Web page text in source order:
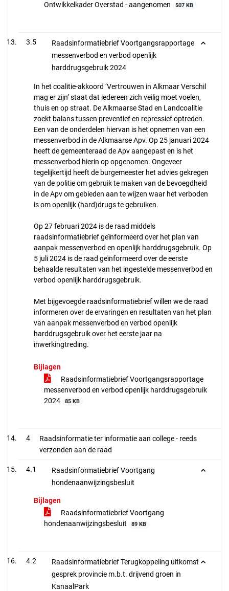
Ontwikkelkader Overstad - aangenomen
507 KB
3.5
Raadsinformatiebrief Voortgangsrapportage
messenverbod en verbod openlijk
harddrugsgebruik 2024
In het coalitie-akkoord ‘Vertrouwen in Alkmaar Verschil
mag er zijn’ staat dat iedereen zich veilig moet voelen,
thuis en op straat. De Alkmaarse Stad en Landcoalitie
zoekt balans tussen preventief en repressief optreden.
Een van de onderdelen hiervan is het opnemen van een
messenverbod in de Alkmaarse Apv. Op 25 januari 2024
heeft de gemeenteraad de Apv aangepast en is het
messenverbod hierin op opgenomen. Ongeveer
tegelijkertijd heeft de burgemeester het advies gekregen
van de politie om gebruik te maken van de bevoegdheid
in de Apv om gebieden aan te wijzen waar het verboden
is om openlijk (hard)drugs te gebruiken.
Op 27 februari 2024 is de raad middels
raadsinformatiebrief geïnformeerd over het plan van
aanpak messenverbod en openlijk harddrugsgebruik. Op
5 juli 2024 is de raad geïnformeerd over de eerste
behaalde resultaten van het ingestelde messenverbod en
verbod openlijk harddrugsgebruik.
Met bijgevoegde raadsinformatiebrief willen we de raad
informeren over de ervaringen en resultaten van het plan
van aanpak messenverbod en verbod openlijk
harddrugsgebruik over het eerste jaar na
inwerkingtreding.
Bijlagen
Raadsinformatiebrief Voortgangsrapportage
messenverbod en verbod openlijk harddrugsgebruik
2024
85 KB
4
Raadsinformatie ter informatie aan college - reeds
verzonden aan de raad
4.1
Raadsinformatiebrief Voortgang
hondenaanwijzingsbesluit
Bijlagen
Raadsinformatiebrief Voortgang
hondenaanwijzingsbesluit
89 KB
4.2
Raadsinformatiebrief Terugkoppeling uitkomst
gesprek provincie m.b.t. drijvend groen in
KanaalPark